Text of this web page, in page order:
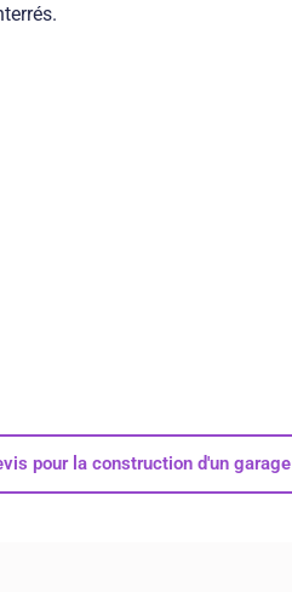
pour la construction d'un garage